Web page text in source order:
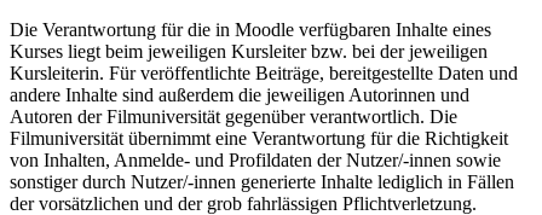
Die Verantwortung für die in Moodle verfügbaren Inhalte eines
Kurses liegt beim jeweiligen Kursleiter bzw. bei der jeweiligen
Kursleiterin. Für veröffentlichte Beiträge, bereitgestellte Daten und
andere Inhalte sind außerdem die jeweiligen Autorinnen und
Autoren der Filmuniversität gegenüber verantwortlich. Die
Filmuniversität übernimmt eine Verantwortung für die Richtigkeit
von Inhalten, Anmelde- und Profildaten der Nutzer/-innen sowie
sonstiger durch Nutzer/-innen generierte Inhalte lediglich in Fällen
der vorsätzlichen und der grob fahrlässigen Pflichtverletzung.